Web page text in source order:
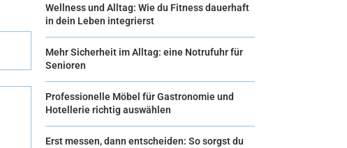
Wellness und Alltag: Wie du Fitness dauerhaft
in dein Leben integrierst
Mehr Sicherheit im Alltag: eine Notrufuhr für
Senioren
Professionelle Möbel für Gastronomie und
Hotellerie richtig auswählen
Erst messen, dann entscheiden: So sorgst du